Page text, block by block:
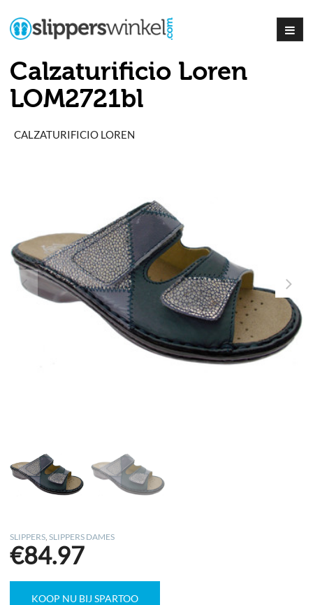
Calzaturificio Loren
LOM2721bl
CALZATURIFICIO LOREN
SLIPPERS ,SLIPPERS DAMES
€84.97
KOOP NU BIJ SPARTOO